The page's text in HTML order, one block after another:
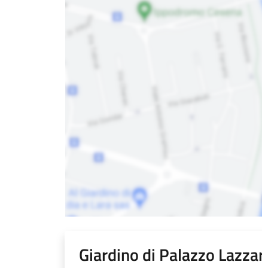
Giardino di Palazzo